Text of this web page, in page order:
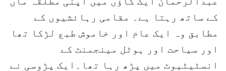
کے ساتھ رہتا ہے۔ مقامی رہائشیوں کے
مطابق وہ ایک عام اور خاموش طبع لڑکا تھا
اور سیاحت اور ہوٹل مینجمنٹ کے
انسٹیٹیوٹ میں پڑھ رہا تھا۔ایک پڑوسی نے